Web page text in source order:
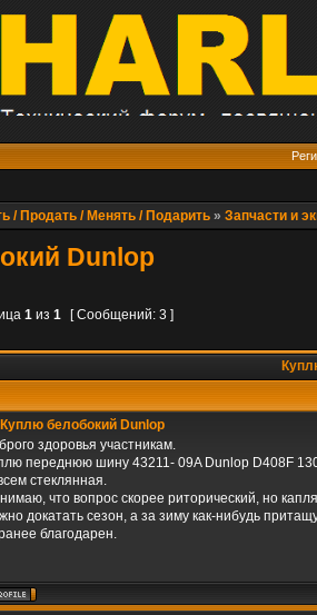
/ Продать / Менять / Подарить » Запчасти и
Dunlop
1 из 1
[ Сообщений: 3 ]
Куплю белобокий Dunlop
здоровья участникам.
переднюю шину 43211- 09A Dunlop D408F
стеклянная.
что вопрос скорее риторический, но
докатать сезон, а за зиму как-нибудь
благодарен.